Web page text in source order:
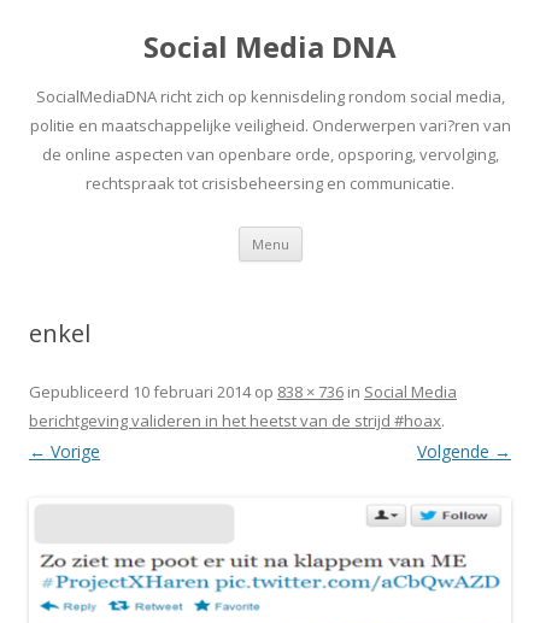
Social Media DNA
SocialMediaDNA richt zich op kennisdeling rondom social media,
politie en maatschappelijke veiligheid. Onderwerpen vari?ren van
de online aspecten van openbare orde, opsporing, vervolging,
rechtspraak tot crisisbeheersing en communicatie.
Menu Spring
inhoud
enkel
Gepubliceerd 10 februari 2014op 838 × 736 in Social Media
berichtgeving valideren in het heetst van de strijd #hoax.
← Vorige Volgende →